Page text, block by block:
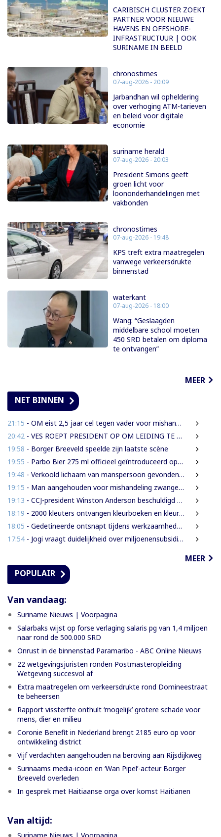
CARIBISCH CLUSTER ZOEKT
PARTNER VOOR NIEUWE
HAVENS EN OFFSHORE-
INFRASTRUCTUUR | OOK
SURINAME IN BEELD
chronostimes
07-aug-2026 - 20:09
Jarbandhan wil opheldering
over verhoging ATM-tarieven
en beleid voor digitale
economie
suriname herald
07-aug-2026 - 20:03
President Simons geeft
groen licht voor
loononderhandelingen met
vakbonden
chronostimes
07-aug-2026 - 19:48
KPS treft extra maatregelen
vanwege verkeersdrukte
binnenstad
waterkant
07-aug-2026 - 18:00
Wang: “Geslaagden
middelbare school moeten
450 SRD betalen om diploma
te ontvangen”
MEER
NET BINNEN
21:15 - OM eist 2,5 jaar cel tegen vader voor mishandeling en verwaarlozing
20:42 - VES ROEPT PRESIDENT OP OM LEIDING TE GEVEN, ZODAT SURINAME DE COMPLIANCE TARGETS VAN DE CFATF HAALT
19:58 - Borger Breeveld speelde zijn laatste scène
19:55 - Parbo Bier 275 ml officieel geïntroduceerd op de Guyanese markt
19:48 - Verkoold lichaam van manspersoon gevonden na woningbrand in Albina
19:15 - Man aangehouden voor mishandeling zwangere partner en haar kinderen
19:13 - CCJ-president Winston Anderson beschuldigd van autoritair bestuur
18:19 - 2000 kleuters ontvangen kleurboeken en kleurpotloden tijdens vakantieproject
18:05 - Gedetineerde ontsnapt tijdens werkzaamheden in Palmentuin
17:54 - Jogi vraagt duidelijkheid over miljoenensubsidies aan SLM
MEER
POPULAIR
Van vandaag:
Suriname Nieuws | Voorpagina
Salarbaks wijst op forse verlaging salaris pg van 1,4 miljoen
naar rond de 500.000 SRD
Onrust in de binnenstad Paramaribo - ABC Online Nieuws
22 wetgevingsjuristen ronden Postmasteropleiding
Wetgeving succesvol af
Extra maatregelen om verkeersdrukte rond Domineestraat
te beheersen
Rapport vissterfte onthult ‘mogelijk’ grotere schade voor
mens, dier en milieu
Coronie Benefit in Nederland brengt 2185 euro op voor
ontwikkeling district
Vijf verdachten aangehouden na beroving aan Rijsdijkweg
Surinaams media-icoon en ‘Wan Pipel’-acteur Borger
Breeveld overleden
In gesprek met Haitiaanse orga over komst Haitianen
Van altijd: